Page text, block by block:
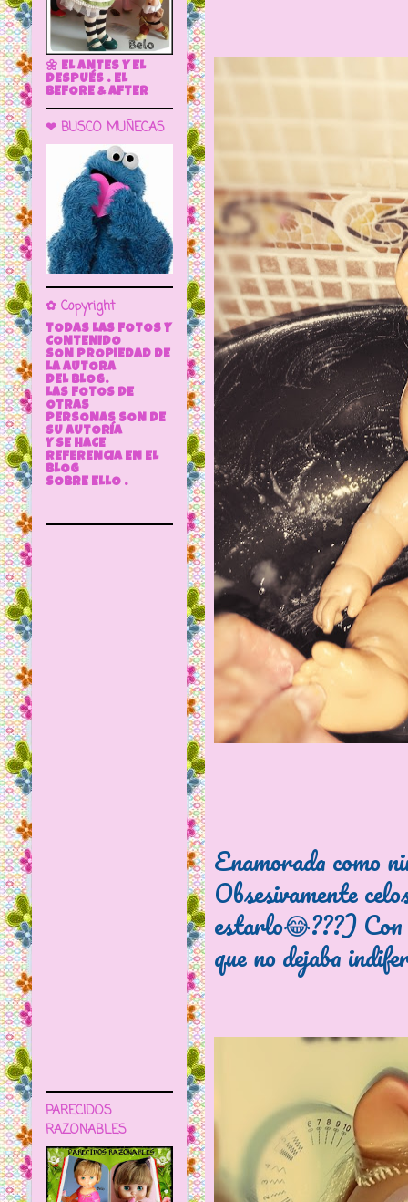
Enamorada como
Obsesivamente
estarlo😂???) Con
que no dejaba
🌼 EL ANTES Y EL
DESPUÉS . EL
BEFORE & AFTER
❤ BUSCO MUÑECAS
✿ Copyright
TODAS LAS FOTOS Y
CONTENIDO
SON PROPIEDAD DE
LA AUTORA
DEL BLOG.
LAS FOTOS DE
OTRAS
PERSONAS SON DE
SU AUTORÍA
Y SE HACE
REFERENCIA EN EL
BLOG
SOBRE ELLO .
PARECIDOS
RAZONABLES